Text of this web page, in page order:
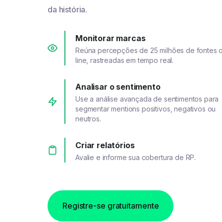
da história.
Monitorar marcas
Reúna percepções de 25 milhões de fontes
line, rastreadas em tempo real.
Analisar o sentimento
Use a análise avançada de sentimentos para
segmentar mentions positivos, negativos ou
neutros.
Criar relatórios
Avalie e informe sua cobertura de RP.
Registre-se gratuitamente